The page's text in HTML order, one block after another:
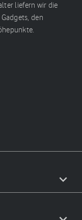
liefern wir die
den